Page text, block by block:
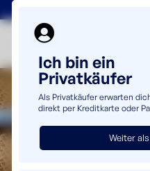
Ich bin ein
Privatkäufer
Als Privatkäufer erwarten
direkt per Kreditkarte oder
Weiter